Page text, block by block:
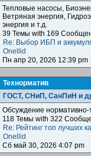
Тепловые насосы,
Ветряная энергия,
энергия и т.д.
39 Темы with 169
Re: Выбор ИБП и
Onellid
Пн апр 20, 2026 12:39 pm
Teхнорматив
ГОСТ, СНиП, СанПиН и
Обсуждение нормативно-
118 Темы with 322
Re: Рейтинг топ лучших
Onellid
Сб май 30, 2026 4:07 pm